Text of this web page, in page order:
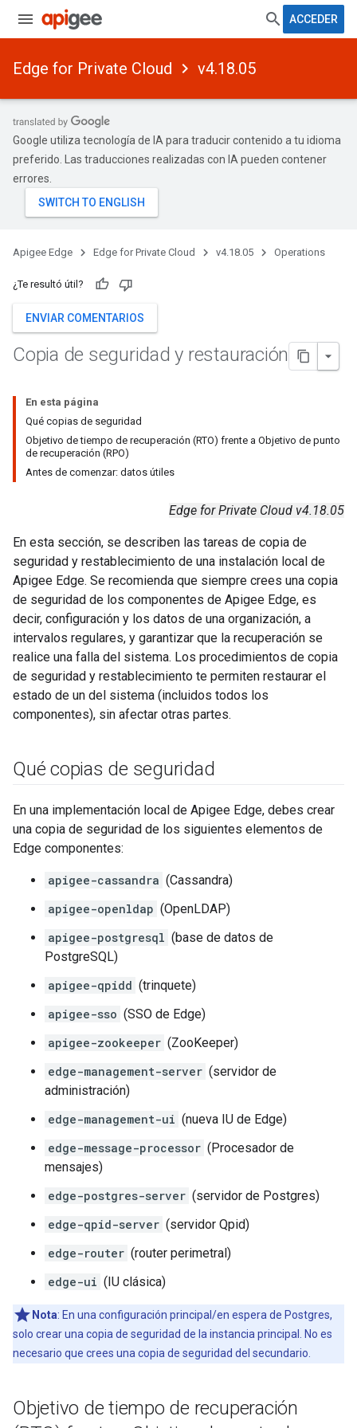
ACCEDER
Edge for Private Cloud v4.18.05
Google utiliza tecnología de IA para traducir contenido a tu idioma
preferido. Las traducciones realizadas con IA pueden contener
errores.
Apigee Edge Edge for Private Cloud v4.18.05 Operations
¿Te resultó útil?
ENVIAR COMENTARIOS
Copia de seguridad y restauración
En esta página
Qué copias de seguridad
Objetivo de tiempo de recuperación (RTO) frente a Objetivo de punto
de recuperación (RPO)
Antes de comenzar: datos útiles
Edge for Private Cloud v4.18.05
En esta sección, se describen las tareas de copia de
seguridad y restablecimiento de una instalación local de
Apigee Edge. Se recomienda que siempre crees una copia
de seguridad de los componentes de Apigee Edge, es
decir, configuración y los datos de una organización, a
intervalos regulares, y garantizar que la recuperación se
realice una falla del sistema. Los procedimientos de copia
de seguridad y restablecimiento te permiten restaurar el
estado de un del sistema (incluidos todos los
componentes), sin afectar otras partes.
Qué copias de seguridad
En una implementación local de Apigee Edge, debes crear
una copia de seguridad de los siguientes elementos de
Edge componentes:
apigee-cassandra (Cassandra)
apigee-openldap (OpenLDAP)
apigee-postgresql (base de datos de
PostgreSQL)
apigee-qpidd (trinquete)
apigee-sso (SSO de Edge)
apigee-zookeeper (ZooKeeper)
edge-management-server (servidor de
administración)
edge-management-ui (nueva IU de Edge)
edge-message-processor (Procesador de
mensajes)
edge-postgres-server (servidor de Postgres)
edge-qpid-server (servidor Qpid)
edge-router (router perimetral)
edge-ui (IU clásica)
Nota: En una configuración principal/en espera de Postgres,
solo crear una copia de seguridad de la instancia principal. No es
necesario que crees una copia de seguridad del secundario.
Objetivo de tiempo de recuperación